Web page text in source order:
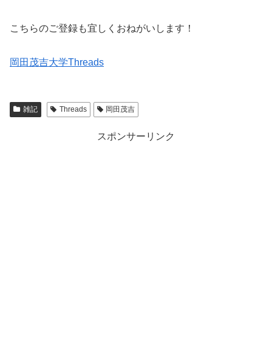
こちらのご登録も宜しくおねがいします！
岡田茂吉大学Threads
雑記 Threads 岡田茂吉
スポンサーリンク